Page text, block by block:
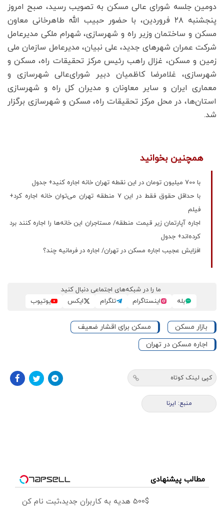
دومین جلسه شورای عالی مسکن به تصویب رسید، صبح امروز
پنجشنبه ۲۸ فروردین، با حضور حبیب الله طاهرخانی معاون
مسکن و ساختمان وزیر راه و شهرسازی، شهرام ملکی مدیرعامل
شرکت عمران شهرهای جدید، علی نبیان، مدیرعامل سازمان ملی
زمین و مسکن، غزال راهب رئیس مرکز تحقیقات راه، مسکن و
شهرسازی، غلامرضا کاظمیان دبیر شورای‌عالی شهرسازی و
معماری ایران و سایر معاونان و مدیران کل راه و شهرسازی
استان‌ها، در محل مرکز تحقیقات راه، مسکن و شهرسازی برگزار
شد.
همچنین بخوانید
با 700 میلیون تومان در این نقطه تهران خانه اجاره کنید+‌ جدول
با حداقل حقوق فقط در این 7 منطقه تهران می‌توان خانه اجاره کرد+
فیلم
اجاره آپارتمان زیر قیمت منطقه/ مستاجران این خانه‌ها را اجاره کنند برد
کرده‌اند+ جدول
افزایش عجیب اجاره مسکن در تهران/ اجاره در فرمانیه چند؟
ما را در شبکه‌های اجتماعی دنبال کنید
بله
اینستاگرام تلگرام ایکس یوتیوب
بازار مسکن
مسکن برای اقشار ضعیف
اجاره مسکن در تهران
کپی لینک کوتاه
منبع: ایرنا
مطالب پیشنهادی
500$ هدیه به کاربران جدید،ثبت نام کن